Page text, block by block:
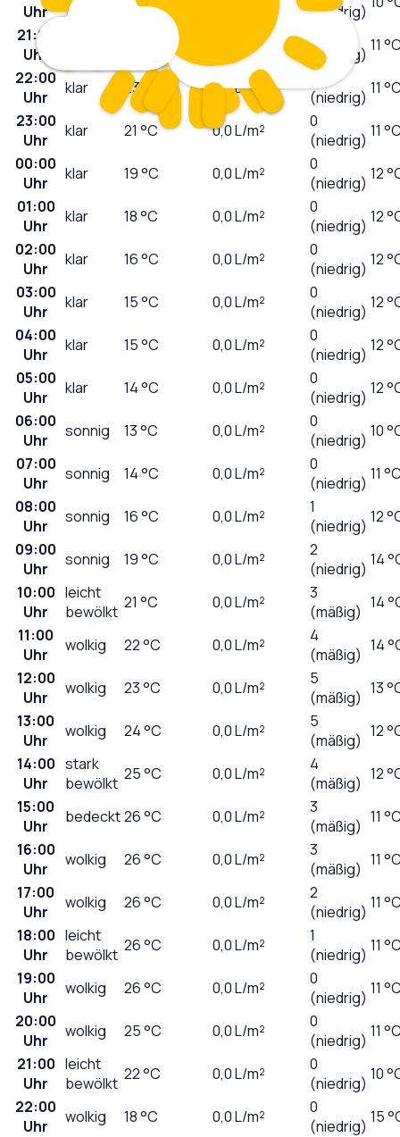
Uhr
(niedrig)
21:00
Uhr
L/m²
(niedrig) 11
22:00
Uhr
klar 23 °C 0,0L/m²
(niedrig) 11
23:00
Uhr
klar 21 °C 0,0L/m²
0
(niedrig) 11
00:00
Uhr
klar 19°C 0,0L/m²
0
(niedrig) 12
01:00
Uhr
klar 18°C 0,0L/m²
0
(niedrig) 12
02:00
Uhr
klar 16°C 0,0L/m²
0
(niedrig) 12
03:00
Uhr
klar 15°C 0,0L/m²
0
(niedrig) 12
04:00
Uhr
klar 15°C 0,0L/m²
0
(niedrig) 12
05:00
Uhr
klar 14°C 0,0L/m²
0
(niedrig) 12
06:00
Uhr
sonnig 13°C 0,0L/m²
0
(niedrig) 10
07:00
Uhr
sonnig 14°C 0,0L/m²
0
(niedrig) 11
08:00
Uhr
sonnig 16°C 0,0L/m²
1
(niedrig) 12
09:00
Uhr
sonnig 19°C 0,0L/m²
2
(niedrig) 14
10:00
Uhr
leicht
bewölkt 21 °C 0,0L/m²
3
(mäßig) 14
11:00
Uhr
wolkig 22°C 0,0L/m²
4
(mäßig) 14
12:00
Uhr
wolkig 23°C 0,0L/m²
5
(mäßig) 13
13:00
Uhr
wolkig 24°C 0,0L/m²
5
(mäßig) 12
14:00
Uhr
stark
bewölkt 25°C 0,0L/m²
4
(mäßig) 12
15:00
Uhr
bedeckt26°C 0,0L/m²
3
(mäßig) 11
16:00
Uhr
wolkig 26°C 0,0L/m²
3
(mäßig) 11
17:00
Uhr
wolkig 26°C 0,0L/m²
2
(niedrig) 11
18:00
Uhr
leicht
bewölkt 26°C 0,0L/m²
1
(niedrig) 11
19:00
Uhr
wolkig 26°C 0,0L/m²
0
(niedrig) 11
20:00
Uhr
wolkig 25°C 0,0L/m²
0
(niedrig) 11
21:00
Uhr
leicht
bewölkt 22°C 0,0L/m²
0
(niedrig) 10
22:00
Uhr
wolkig 18°C 0,0L/m²
0
(niedrig) 15